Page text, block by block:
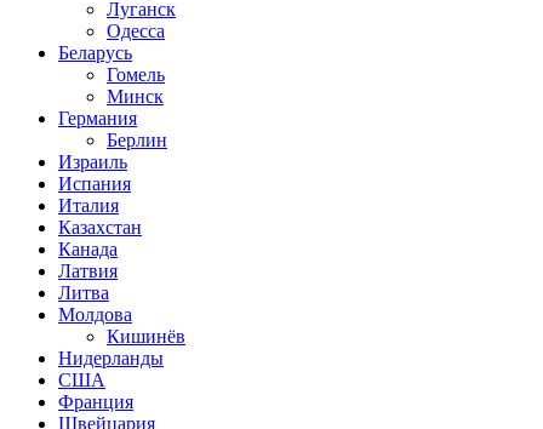
Луганск
Одесса
Беларусь
Гомель
Минск
Германия
Берлин
Израиль
Испания
Италия
Казахстан
Канада
Латвия
Литва
Молдова
Кишинёв
Нидерланды
США
Франция
Швейцария